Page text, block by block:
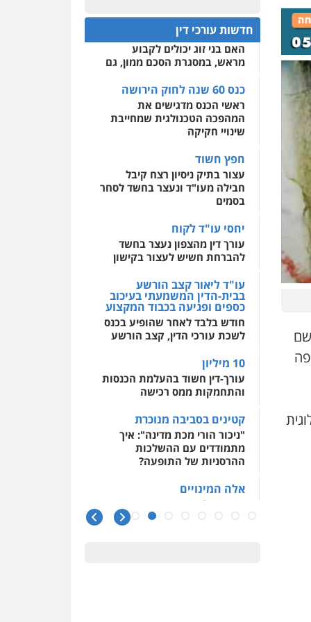
לציון (חמישי, 27.2), שם
0522508109
אחסון אתרים
מהירות הגנה גיבוי
לעורכי דין
מרכז התחלה חדשה
שירותים מקצועיים לעורכי
דין
0544500346
חדשות עורכי דין
המתח שבין חוק יחסי ממון
לבין חוק הירושה
האם בני זוג יכולים לקבוע
מראש, במסגרת הסכם ממון, גם
כנס 60 שנה לחוק הירושה
ראשי הכנס מדגישים את
המהפכה הטכנולגית שמחייבת
שינויי חקיקה
חפץ חשוד
עצור בתיק ניסיון רצח קיבל
חבילה מעו"ד ונעצר בחשד לסחר
בסמים
יחסי עו"ד לקוח
עורך דין מהצפון נעצר בחשד
להברחת חשיש לעצור בקישון
עו"ד ליאור קצב הורשע
בבית-הדין המשמעתי בעיכוב
כספים ופגיעה בכבוד המקצוע
חודש בלבד לאחר שהופיע בכנס
לשכת עורכי הדין, קצב הורשע
10 מיליון
עורך-דין חשוד בהעלמת הכנסות
והתחמקות ממס רכישה
קטינים בסביבה מנוכרת
"ניכור הורי מכת מדינה": איך
מתמודדים עם ההשלכות
ההרסניות של התופעה?
אלה המינויים
הוועדה לבחירת שופטים בחרה
26 שופטים ורשמים נוספים